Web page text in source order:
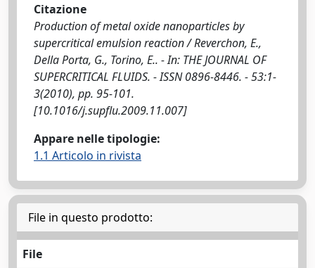
Citazione
Production of metal oxide nanoparticles by
supercritical emulsion reaction / Reverchon, E.,
Della Porta, G., Torino, E.. - In: THE JOURNAL OF
SUPERCRITICAL FLUIDS. - ISSN 0896-8446. - 53:1-
3(2010), pp. 95-101.
[10.1016/j.supflu.2009.11.007]
Appare nelle tipologie:
1.1 Articolo in rivista
File in questo prodotto:
File